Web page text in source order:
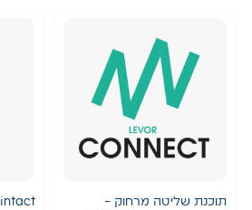
תוכנת שליטה מרחוק –
intact – ניהול מלאי והחתמות